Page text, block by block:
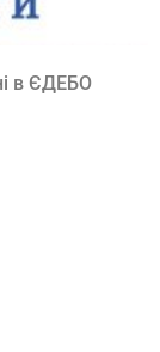
в ЄДЕБО